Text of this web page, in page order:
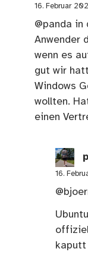
16. Februar
@panda in
Anwender
wenn es
gut wir
Windows
wollten.
einen
16.